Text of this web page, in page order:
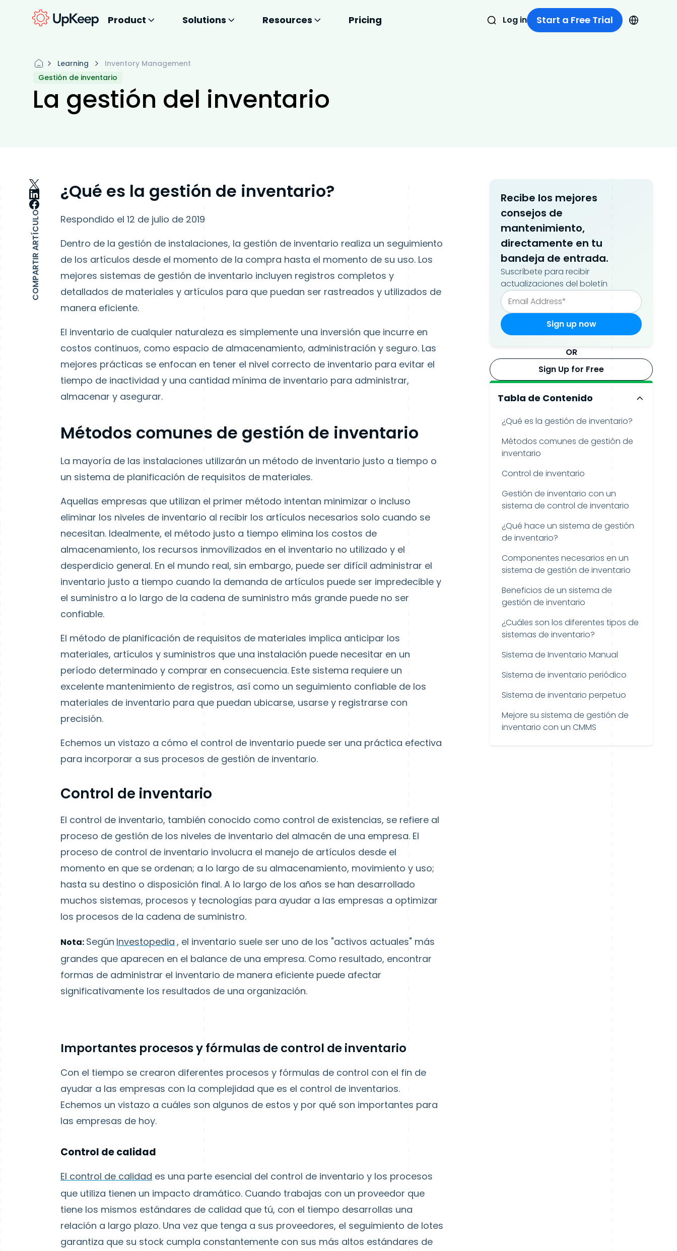
Product Solutions Resources Pricing Log in Start a Free Trial
Learning
Inventory Management
Gestión de inventario
La gestión del inventario
COMPARTIR ARTÍCULO
¿Qué es la gestión de inventario?
Respondido el 12 de julio de 2019
Dentro de la gestión de instalaciones, la gestión de inventario realiza un seguimiento
de los artículos desde el momento de la compra hasta el momento de su uso. Los
mejores sistemas de gestión de inventario incluyen registros completos y
detallados de materiales y artículos para que puedan ser rastreados y utilizados de
manera eficiente.
El inventario de cualquier naturaleza es simplemente una inversión que incurre en
costos continuos, como espacio de almacenamiento, administración y seguro. Las
mejores prácticas se enfocan en tener el nivel correcto de inventario para evitar el
tiempo de inactividad y una cantidad mínima de inventario para administrar,
almacenar y asegurar.
Métodos comunes de gestión de inventario
La mayoría de las instalaciones utilizarán un método de inventario justo a tiempo o
un sistema de planificación de requisitos de materiales.
Aquellas empresas que utilizan el primer método intentan minimizar o incluso
eliminar los niveles de inventario al recibir los artículos necesarios solo cuando se
necesitan. Idealmente, el método justo a tiempo elimina los costos de
almacenamiento, los recursos inmovilizados en el inventario no utilizado y el
desperdicio general. En el mundo real, sin embargo, puede ser difícil administrar el
inventario justo a tiempo cuando la demanda de artículos puede ser impredecible y
el suministro a lo largo de la cadena de suministro más grande puede no ser
confiable.
El método de planificación de requisitos de materiales implica anticipar los
materiales, artículos y suministros que una instalación puede necesitar en un
período determinado y comprar en consecuencia. Este sistema requiere un
excelente mantenimiento de registros, así como un seguimiento confiable de los
materiales de inventario para que puedan ubicarse, usarse y registrarse con
precisión.
Echemos un vistazo a cómo el control de inventario puede ser una práctica efectiva
para incorporar a sus procesos de gestión de inventario.
Control de inventario
El control de inventario, también conocido como control de existencias, se refiere al
proceso de gestión de los niveles de inventario del almacén de una empresa. El
proceso de control de inventario involucra el manejo de artículos desde el
momento en que se ordenan; a lo largo de su almacenamiento, movimiento y uso;
hasta su destino o disposición final. A lo largo de los años se han desarrollado
muchos sistemas, procesos y tecnologías para ayudar a las empresas a optimizar
los procesos de la cadena de suministro.
Nota: Según Investopedia , el inventario suele ser uno de los "activos actuales" más
grandes que aparecen en el balance de una empresa. Como resultado, encontrar
formas de administrar el inventario de manera eficiente puede afectar
significativamente los resultados de una organización.
Importantes procesos y fórmulas de control de inventario
Con el tiempo se crearon diferentes procesos y fórmulas de control con el fin de
ayudar a las empresas con la complejidad que es el control de inventarios.
Echemos un vistazo a cuáles son algunos de estos y por qué son importantes para
las empresas de hoy.
Control de calidad
El control de calidad es una parte esencial del control de inventario y los procesos
que utiliza tienen un impacto dramático. Cuando trabajas con un proveedor que
tiene los mismos estándares de calidad que tú, con el tiempo desarrollas una
relación a largo plazo. Una vez que tenga a sus proveedores, el seguimiento de lotes
garantiza que su stock cumpla constantemente con sus más altos estándares de
Recibe los mejores
consejos de
mantenimiento,
directamente en tu
bandeja de entrada.
Suscríbete para recibir
actualizaciones del boletín
OR
Sign Up for Free
Tabla de Contenido
¿Qué es la gestión de inventario?
Métodos comunes de gestión de
inventario
Control de inventario
Gestión de inventario con un
sistema de control de inventario
¿Qué hace un sistema de gestión
de inventario?
Componentes necesarios en un
sistema de gestión de inventario
Beneficios de un sistema de
gestión de inventario
¿Cuáles son los diferentes tipos de
sistemas de inventario?
Sistema de Inventario Manual
Sistema de inventario periódico
Sistema de inventario perpetuo
Mejore su sistema de gestión de
inventario con un CMMS